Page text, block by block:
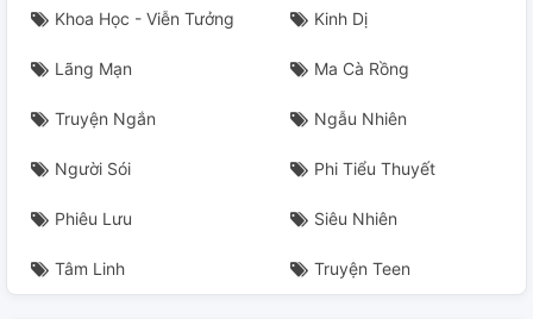
Germany × Poland
Germany × France
Việt Nam × China
Germany × Poland
America×Russia
Ussr×Nazi
Khoa Học - Viễn Tưởng Kinh Dị
Lãng Mạn Ma Cà Rồng
Truyện Ngắn Ngẫu Nhiên
Người Sói Phi Tiểu Thuyết
Phiêu Lưu Siêu Nhiên
Tâm Linh Truyện Teen